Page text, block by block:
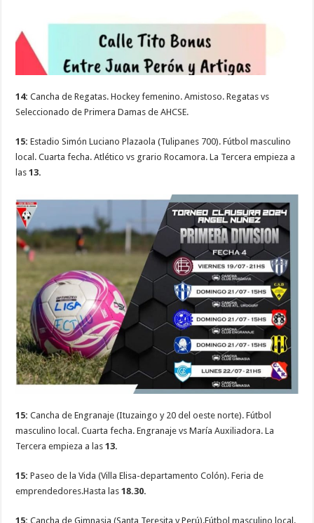
14: Cancha de Regatas. Hockey femenino. Amistoso. Regatas vs
Seleccionado de Primera Damas de AHCSE.
15: Estadio Simón Luciano Plazaola (Tulipanes 700). Fútbol masculino
local. Cuarta fecha. Atlético vs grario Rocamora. La Tercera empieza a
las13.
15: Cancha de Engranaje (Ituzaingo y 20 del oeste norte). Fútbol
masculino local. Cuarta fecha. Engranaje vs María Auxiliadora. La
Tercera empieza a las13.
15: Paseo de la Vida (Villa Elisa-departamento Colón). Feria de
emprendedores.Hasta las18.30.
15: Cancha de Gimnasia (Santa Teresita y Perú).Fútbol masculino local.